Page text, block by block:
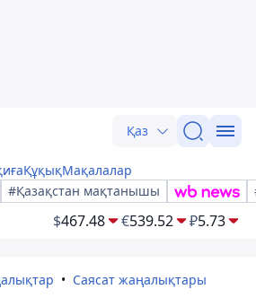
Қаз
ҚұқықМақалалар
#Қазақстан мақтанышы
$467.48 €539.52 ₽5.73
Саясат жаңалықтары